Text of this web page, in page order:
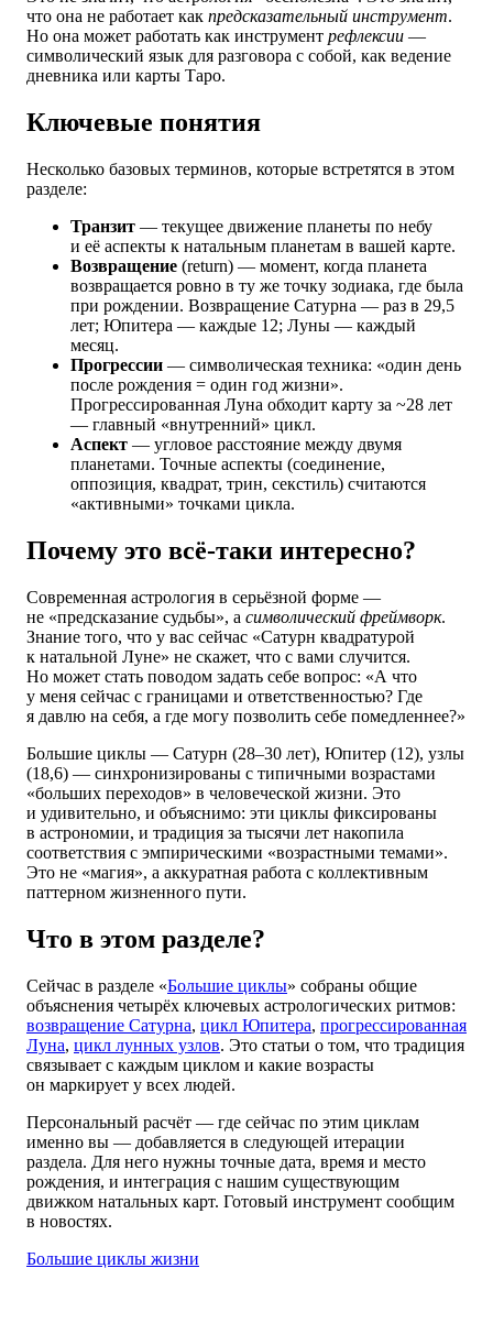
что она не работает как предсказательный инструмент.
Но она может работать как инструмент рефлексии —
символический язык для разговора с собой, как ведение
дневника или карты Таро.
Ключевые понятия
Несколько базовых терминов, которые встретятся в этом
разделе:
Транзит — текущее движение планеты по небу
и её аспекты к натальным планетам в вашей карте.
Возвращение (return) — момент, когда планета
возвращается ровно в ту же точку зодиака, где была
при рождении. Возвращение Сатурна — раз в 29,5
лет; Юпитера — каждые 12; Луны — каждый
месяц.
Прогрессии — символическая техника: «один день
после рождения = один год жизни».
Прогрессированная Луна обходит карту за ~28 лет
— главный «внутренний» цикл.
Аспект — угловое расстояние между двумя
планетами. Точные аспекты (соединение,
оппозиция, квадрат, трин, секстиль) считаются
«активными» точками цикла.
Почему это всё-таки интересно?
Современная астрология в серьёзной форме —
не «предсказание судьбы», а символический фреймворк.
Знание того, что у вас сейчас «Сатурн квадратурой
к натальной Луне» не скажет, что с вами случится.
Но может стать поводом задать себе вопрос: «А что
у меня сейчас с границами и ответственностью? Где
я давлю на себя, а где могу позволить себе помедленнее?»
Большие циклы — Сатурн (28–30 лет), Юпитер (12), узлы
(18,6) — синхронизированы с типичными возрастами
«больших переходов» в человеческой жизни. Это
и удивительно, и объяснимо: эти циклы фиксированы
в астрономии, и традиция за тысячи лет накопила
соответствия с эмпирическими «возрастными темами».
Это не «магия», а аккуратная работа с коллективным
паттерном жизненного пути.
Что в этом разделе?
Сейчас в разделе «Большие циклы» собраны общие
объяснения четырёх ключевых астрологических ритмов:
возвращение Сатурна, цикл Юпитера, прогрессированная
Луна, цикл лунных узлов. Это статьи о том, что традиция
связывает с каждым циклом и какие возрасты
он маркирует у всех людей.
Персональный расчёт — где сейчас по этим циклам
именно вы — добавляется в следующей итерации
раздела. Для него нужны точные дата, время и место
рождения, и интеграция с нашим существующим
движком натальных карт. Готовый инструмент сообщим
в новостях.
Большие циклы жизни